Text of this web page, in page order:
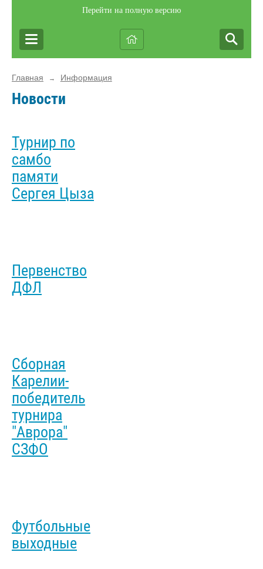
Перейти на полную версию
Главная → Информация
Новости
Турнир по
самбо
памяти
Сергея Цыза
Первенство
ДФЛ
Сборная
Карелии-
победитель
турнира
"Аврора"
СЗФО
Футбольные
выходные